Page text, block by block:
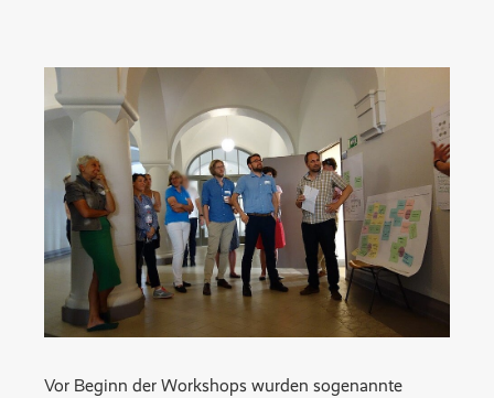
Vor Beginn der Workshops wurden sogenannte